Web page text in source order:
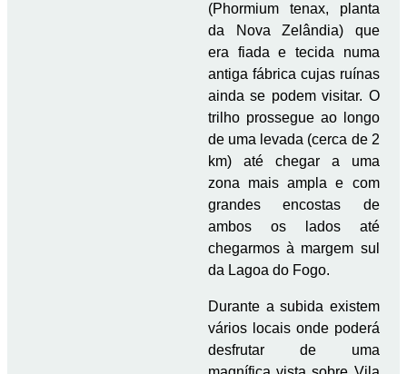
(Phormium tenax, planta
da Nova Zelândia) que
era fiada e tecida numa
antiga fábrica cujas ruínas
ainda se podem visitar. O
trilho prossegue ao longo
de uma levada (cerca de 2
km) até chegar a uma
zona mais ampla e com
grandes encostas de
ambos os lados até
chegarmos à margem sul
da Lagoa do Fogo.
Durante a subida existem
vários locais onde poderá
desfrutar de uma